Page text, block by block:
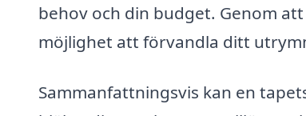
behov och din budget. Genom
möjlighet att förvandla ditt
Sammanfattningsvis kan en